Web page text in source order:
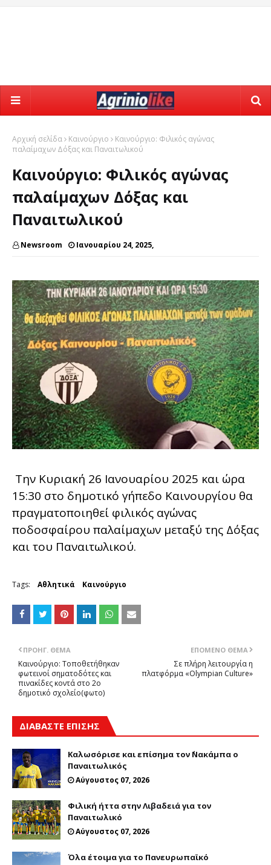
Αρχική σελίδα Καινούργιο
Καινούργιο: Φιλικός αγώνας
παλαίμαχων Δόξας και Παναιτωλικού
Καινούργιο: Φιλικός αγώνας
παλαίμαχων Δόξας και
Παναιτωλικού
Newsroom Ιανουαρίου 24, 2025,
Την Κυριακή 26 Ιανουαρίου 2025 και ώρα
15:30 στο δημοτικό γήπεδο Καινουργίου θα
πραγματοποιηθεί φιλικός αγώνας
ποδοσφαίρου παλαίμαχων μεταξύ της Δόξας
και του Παναιτωλικού.
Tags: Αθλητικά Καινούργιο
ΕΠΌΜΕΝΟ ΘΈΜΑ
Σε πλήρη λειτουργία η
πλατφόρμα «Οlympian Culture»
ΠΡΟΗΓ. ΘΈΜΑ
Καινούργιο: Τοποθετήθηκαν
φωτεινοί σηματοδότες και
πινακίδες κοντά στο 2ο
δημοτικό σχολείο(φωτο)
ΔΙΑΒΑΣΤΕ ΕΠΙΣΗΣ
Καλωσόρισε και επίσημα τον ΄Νακάμπα ο
Παναιτωλικός
Αύγουστος 07, 2026
Φιλική ήττα στην Λιβαδειά για τον
Παναιτωλικό
Αύγουστος 07, 2026
Όλα έτοιμα για το Πανευρωπαϊκό